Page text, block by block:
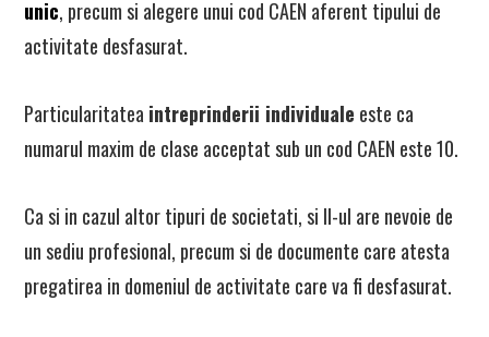
unic, precum si alegere unui cod CAEN aferent tipului de
activitate desfasurat.
Particularitatea intreprinderii individuale este ca
numarul maxim de clase acceptat sub un cod CAEN este 10.
Ca si in cazul altor tipuri de societati, si II-ul are nevoie de
un sediu profesional, precum si de documente care atesta
pregatirea in domeniul de activitate care va fi desfasurat.